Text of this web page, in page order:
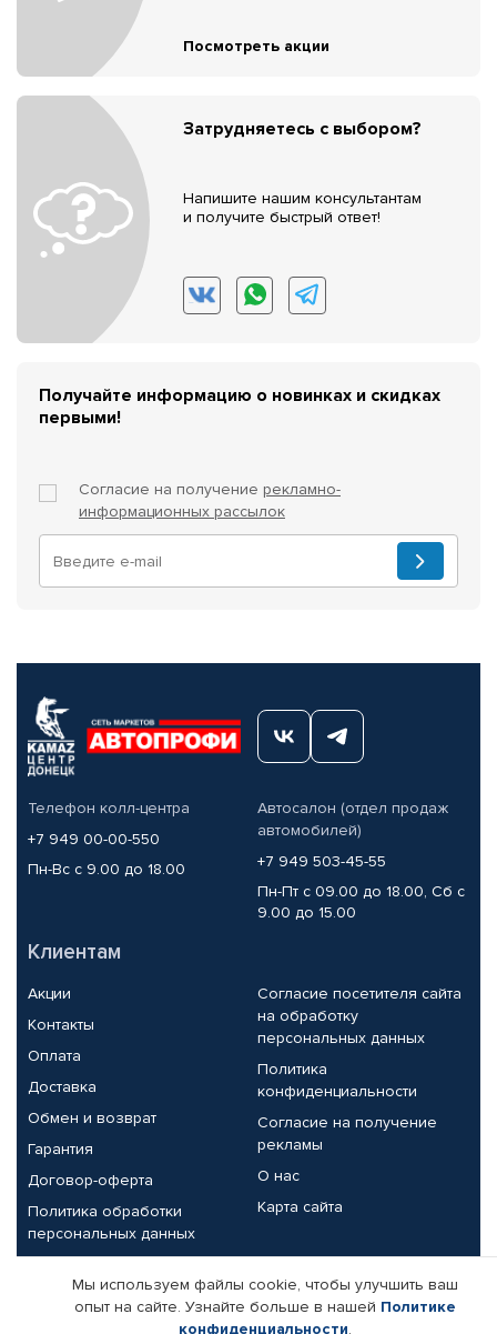
Посмотреть акции
Затрудняетесь с выбором?
Напишите нашим консультантам
и получите быстрый ответ!
Получайте информацию о новинках и скидках
первыми!
Согласие на получение рекламно-
информационных рассылок
Телефон колл-центра
+7 949 00-00-550
Пн-Вс с 9.00 до 18.00
Автосалон (отдел продаж
автомобилей)
+7 949 503-45-55
Пн-Пт с 09.00 до 18.00, Сб с
9.00 до 15.00
Клиентам
Акции
Контакты
Оплата
Доставка
Обмен и возврат
Гарантия
Договор-оферта
Политика обработки
персональных данных
Согласие посетителя сайта
на обработку
персональных данных
Политика
конфиденциальности
Согласие на получение
рекламы
О нас
Карта сайта
Партнерам
Корпоративным клиентам Реквизиты компании
Мы используем файлы cookie, чтобы улучшить ваш
опыт на сайте. Узнайте больше в нашей Политике
конфиденциальности.